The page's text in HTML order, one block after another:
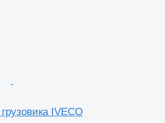
IVECO